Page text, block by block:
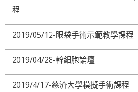
程
2019/05/12-眼袋手術示範教學課程
2019/04/28-幹細胞論壇
2019/4/17-慈濟大學模擬手術課程